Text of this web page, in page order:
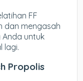
FF
dan mengasah
untuk
lagi.
Propolis